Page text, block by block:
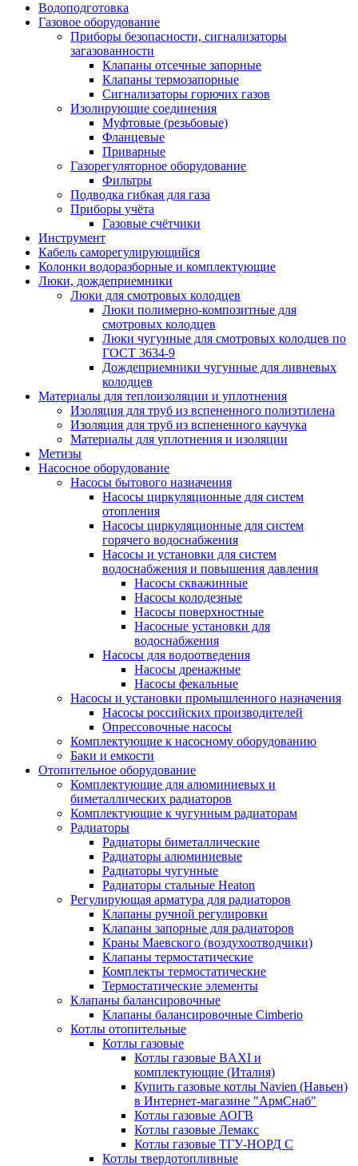
Водоподготовка
Газовое оборудование
Приборы безопасности, сигнализаторы
загазованности
Клапаны отсечные запорные
Клапаны термозапорные
Сигнализаторы горючих газов
Изолирующие соединения
Муфтовые (резьбовые)
Фланцевые
Приварные
Газорегуляторное оборудование
Фильтры
Подводка гибкая для газа
Приборы учёта
Газовые счётчики
Инструмент
Кабель саморегулирующийся
Колонки водоразборные и комплектующие
Люки, дождеприемники
Люки для смотровых колодцев
Люки полимерно-композитные для
смотровых колодцев
Люки чугунные для смотровых колодцев по
ГОСТ 3634-9
Дождеприемники чугунные для ливневых
колодцев
Материалы для теплоизоляции и уплотнения
Изоляция для труб из вспененного полиэтилена
Изоляция для труб из вспененного каучука
Материалы для уплотнения и изоляции
Метизы
Насосное оборудование
Насосы бытового назначения
Насосы циркуляционные для систем
отопления
Насосы циркуляционные для систем
горячего водоснабжения
Насосы и установки для систем
водоснабжения и повышения давления
Насосы скважинные
Насосы колодезные
Насосы поверхностные
Насосные установки для
водоснабжения
Насосы для водоотведения
Насосы дренажные
Насосы фекальные
Насосы и установки промышленного назначения
Насосы российских производителей
Опрессовочные насосы
Комплектующие к насосному оборудованию
Баки и емкости
Отопительное оборудование
Комплектующие для алюминиевых и
биметаллических радиаторов
Комплектующие к чугунным радиаторам
Радиаторы
Радиаторы биметаллические
Радиаторы алюминиевые
Радиаторы чугунные
Радиаторы стальные Heaton
Регулирующая арматура для радиаторов
Клапаны ручной регулировки
Клапаны запорные для радиаторов
Краны Маевского (воздухоотводчики)
Клапаны термостатические
Комплекты термостатические
Термостатические элементы
Клапаны балансировочные
Клапаны балансировочные Cimberio
Котлы отопительные
Котлы газовые
Котлы газовые BAXI и
комплектующие (Италия)
Купить газовые котлы Navien (Навьен)
в Интернет-магазине "АрмСнаб"
Котлы газовые АОГВ
Котлы газовые Лемакс
Котлы газовые ТГУ-НОРД С
Котлы твердотопливные